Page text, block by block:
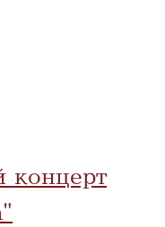
концерт